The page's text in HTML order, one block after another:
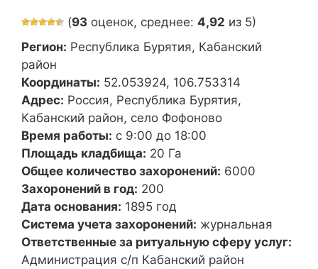
(93 оценок, среднее: 4,92 из 5)
Регион: Республика Бурятия, Кабанский
район
Координаты: 52.053924, 106.753314
Адрес: Россия, Республика Бурятия,
Кабанский район, село Фофоново
Время работы: с 9:00 до 18:00
Площадь кладбища: 20 Га
Общее количество захоронений: 6000
Захоронений в год: 200
Дата основания: 1895 год
Система учета захоронений: журнальная
Ответственные за ритуальную сферу услуг:
Администрация с/п Кабанский район